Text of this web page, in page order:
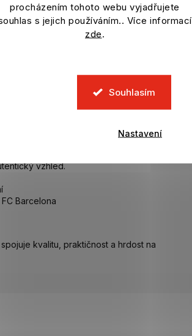
procházením tohoto webu vyjadřujete
s jejich používáním.. Více informací
zde.
Souhlasím
Nastavení
ideální volbou pro fanoušky, kteří chtějí
a decentní vytlačené logo FC
vzhled.
Barcelona
kvalitu, praktičnost a hrdost na